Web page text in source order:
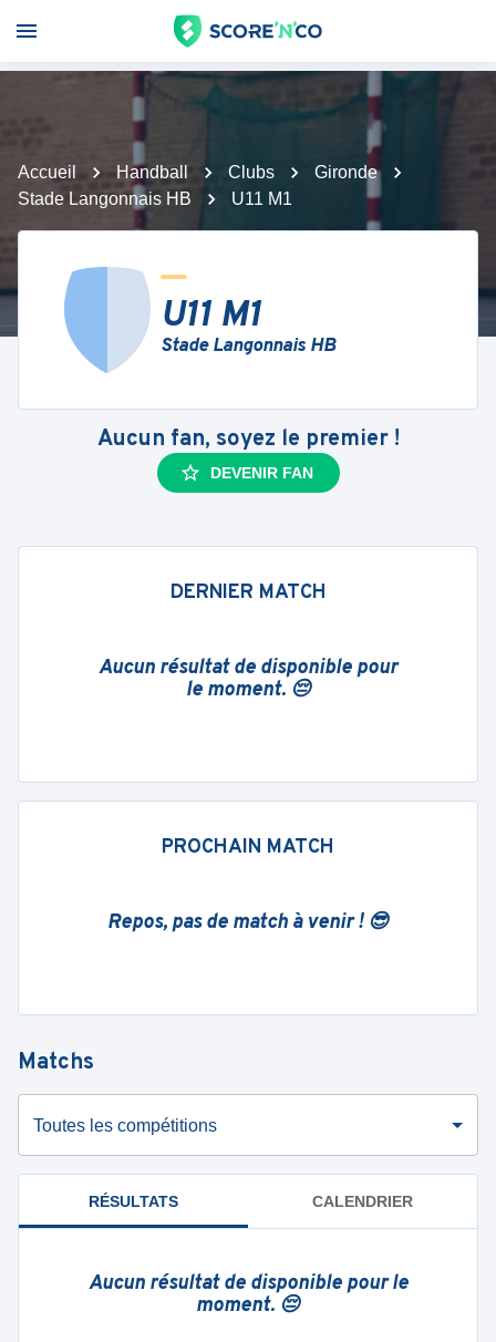
Accueil Handball Clubs
Gironde
Stade Langonnais HB
U11 M1
U11 M1
Stade Langonnais HB
Aucun fan, soyez le premier !
DEVENIR FAN
DERNIER MATCH
Aucun résultat de disponible pour
le moment. 😔
PROCHAIN MATCH
Repos, pas de match à venir ! 😎
Matchs
Toutes les compétitions
RÉSULTATS CALENDRIER
Aucun résultat de disponible pour le
moment. 😔